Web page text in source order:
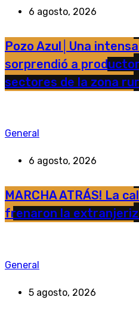
6 agosto, 2026
Pozo Azul│Una
sorprendió a
sectores de la zona
General
6 agosto, 2026
MARCHA ATRÁS! La
frenaron la
General
5 agosto, 2026